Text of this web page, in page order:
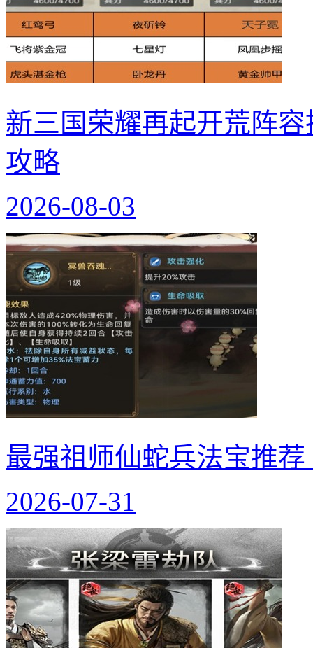
新三国荣耀再起开荒阵
攻略
2026-08-03
最强祖师仙蛇兵法宝推
2026-07-31